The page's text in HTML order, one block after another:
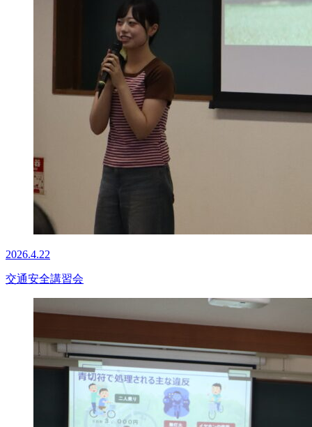
2026.4.22
交通安全講習会